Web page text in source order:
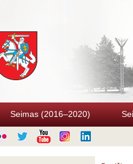
Seimas (2016–2020)